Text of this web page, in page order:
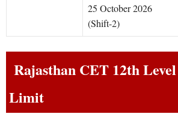
25 October 2026
(Shift-2)
Rajasthan CET 12th
Limit